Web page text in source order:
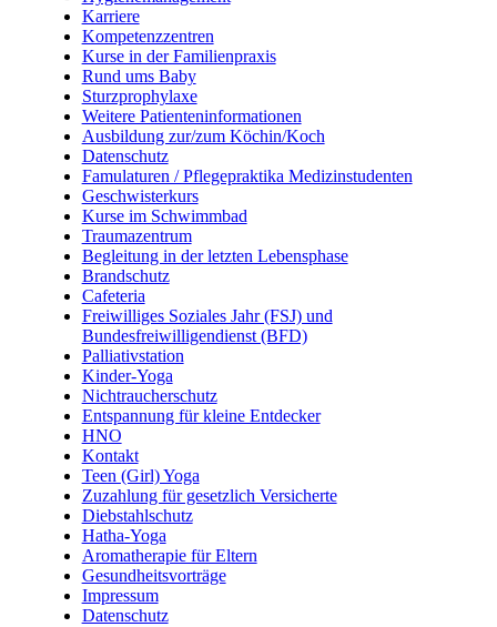
Karriere
Kompetenzzentren
Kurse in der Familienpraxis
Rund ums Baby
Sturzprophylaxe
Weitere Patienteninformationen
Ausbildung zur/zum Köchin/Koch
Datenschutz
Famulaturen / Pflegepraktika Medizinstudenten
Geschwisterkurs
Kurse im Schwimmbad
Traumazentrum
Begleitung in der letzten Lebensphase
Brandschutz
Cafeteria
Freiwilliges Soziales Jahr (FSJ) und
Bundesfreiwilligendienst (BFD)
Palliativstation
Kinder-Yoga
Nichtraucherschutz
Entspannung für kleine Entdecker
HNO
Kontakt
Teen (Girl) Yoga
Zuzahlung für gesetzlich Versicherte
Diebstahlschutz
Hatha-Yoga
Aromatherapie für Eltern
Gesundheitsvorträge
Impressum
Datenschutz